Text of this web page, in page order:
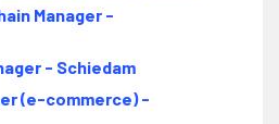
Manager -
- Schiedam
(e-commerce) -